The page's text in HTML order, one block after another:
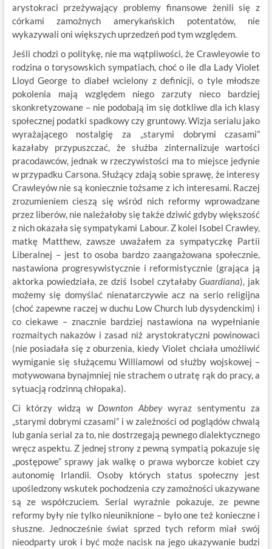
arystokraci przeżywający problemy finansowe żenili się z
córkami zamożnych amerykańskich potentatów, nie
wykazywali oni większych uprzedzeń pod tym względem.
Jeśli chodzi o politykę, nie ma wątpliwości, że Crawleyowie to
rodzina o torysowskich sympatiach, choć o ile dla Lady Violet
Lloyd George to diabeł wcielony z definicji, o tyle młodsze
pokolenia mają względem niego zarzuty nieco bardziej
skonkretyzowane – nie podobają im się dotkliwe dla ich klasy
społecznej podatki spadkowy czy gruntowy. Wizja serialu jako
wyrażającego nostalgię za „starymi dobrymi czasami”
kazałaby przypuszczać, że służba zinternalizuje wartości
pracodawców, jednak w rzeczywistości ma to miejsce jedynie
w przypadku Carsona. Służący zdają sobie sprawę, że interesy
Crawleyów nie są koniecznie tożsame z ich interesami. Raczej
zrozumieniem cieszą się wśród nich reformy wprowadzane
przez liberów, nie należałoby się także dziwić gdyby większość
z nich okazała się sympatykami Labour. Z kolei Isobel Crawley,
matkę Matthew, zawsze uważałem za sympatyczkę Partii
Liberalnej – jest to osoba bardzo zaangażowana społecznie,
nastawiona progresywistycznie i reformistycznie (grająca ją
aktorka powiedziała, ze dziś Isobel czytałabyGuardiana), jak
możemy się domyślać nienatarczywie acz na serio religijna
(choć zapewne raczej w duchu Low Church lub dysydenckim) i
co ciekawe – znacznie bardziej nastawiona na wypełnianie
rozmaitych nakazów i zasad niż arystokratyczni powinowaci
(nie posiadała się z oburzenia, kiedy Violet chciała umożliwić
wymiganie się służącemu Williamowi od służby wojskowej –
motywowana bynajmniej nie strachem o utratę rąk do pracy, a
sytuacją rodzinną chłopaka).
Ci którzy widzą w Downton Abbeywyraz sentymentu za
„starymi dobrymi czasami” i w zależności od poglądów chwalą
lub gania serial za to, nie dostrzegają pewnego dialektycznego
wręcz aspektu. Z jednej strony z pewną sympatią pokazuje się
„postępowe” sprawy jak walkę o prawa wyborcze kobiet czy
autonomię Irlandii. Osoby których status społeczny jest
upośledzony wskutek pochodzenia czy zamożności ukazywane
są ze współczuciem. Serial wyraźnie pokazuje, ze pewne
reformy były nie tylko nieuniknione – było one też konieczne i
słuszne. Jednocześnie świat sprzed tych reform miał swój
nieodparty urok i być może nacisk na jego ukazywanie budzi